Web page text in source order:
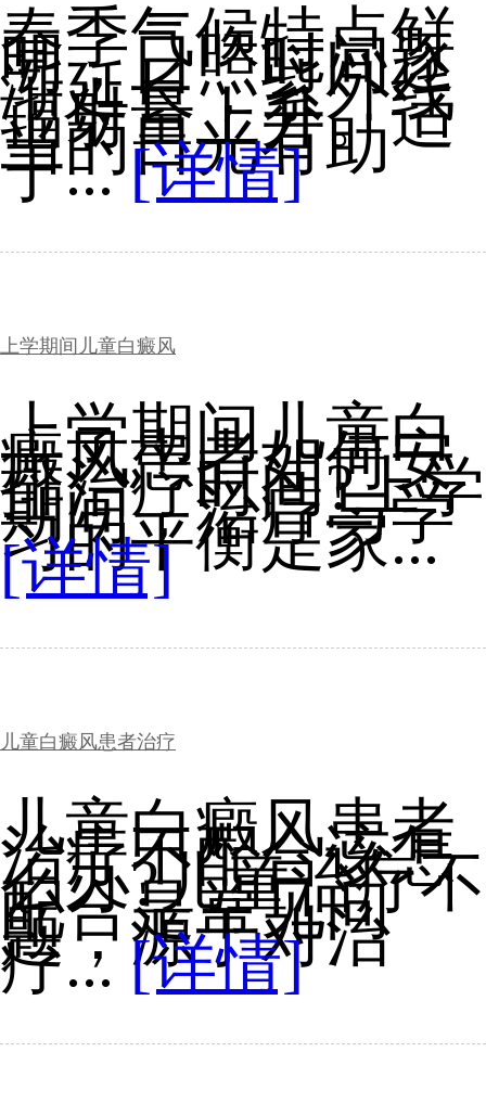
春季气候特点鲜
明，日照时间逐
渐延长，紫外线
辐射量上升。适
当的日光有助
于...[详情]
上学期间儿童白癜风
上学期间儿童白
癜风患者如何安
排治疗时间?上学
期间，治疗与学
习的平衡是家...
[详情]
儿童白癜风患者治疗
儿童白癜风患者
治疗不配合该怎
么办?儿童治疗不
配合是常见问
题，源于对治
疗... [详情]